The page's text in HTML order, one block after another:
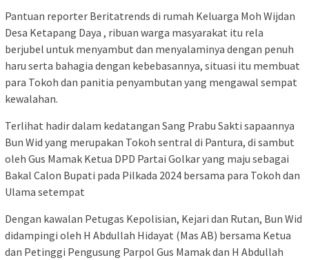
Pantuan reporter Beritatrends di rumah Keluarga Moh Wijdan
Desa Ketapang Daya , ribuan warga masyarakat itu rela
berjubel untuk menyambut dan menyalaminya dengan penuh
haru serta bahagia dengan kebebasannya, situasi itu membuat
para Tokoh dan panitia penyambutan yang mengawal sempat
kewalahan.
Terlihat hadir dalam kedatangan Sang Prabu Sakti sapaannya
Bun Wid yang merupakan Tokoh sentral di Pantura, di sambut
oleh Gus Mamak Ketua DPD Partai Golkar yang maju sebagai
Bakal Calon Bupati pada Pilkada 2024 bersama para Tokoh dan
Ulama setempat
Dengan kawalan Petugas Kepolisian, Kejari dan Rutan, Bun Wid
didampingi oleh H Abdullah Hidayat (Mas AB) bersama Ketua
dan Petinggi Pengusung Parpol Gus Mamak dan H Abdullah